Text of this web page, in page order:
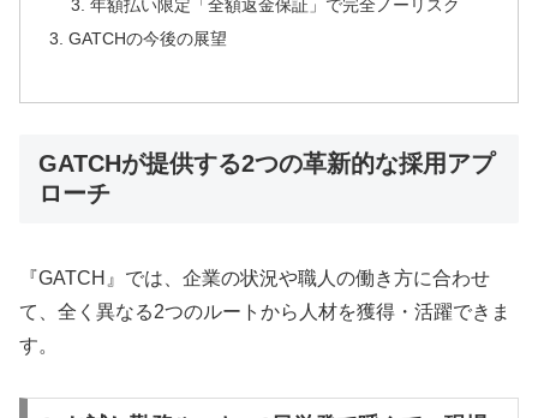
年額払い限定「全額返金保証」で完全ノーリスク
GATCHの今後の展望
GATCHが提供する2つの革新的な採用アプ
ローチ
『GATCH』では、企業の状況や職人の働き方に合わせ
て、全く異なる2つのルートから人材を獲得・活躍できま
す。